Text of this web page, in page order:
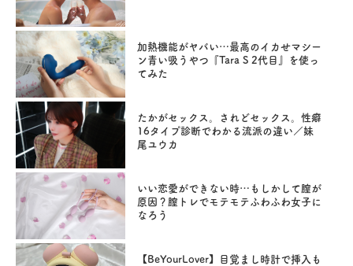
加熱機能がヤバい…最高のイカせマシー
ン青い吸うやつ『Tara S 2代目』を使っ
てみた
たかがセックス。されどセックス。性癖
16タイプ診断でわかる流派の違い／妹
尾ユウカ
いい恋愛ができない時…もしかして膣が
原因？膣トレでモテモテふわふわ女子に
なろう
【BeYourLover】目覚まし時計で挿入も